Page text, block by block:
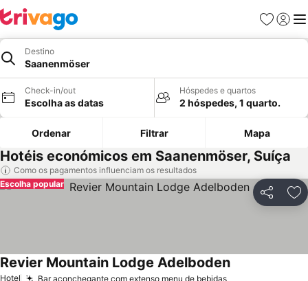
Favoritos
Iniciar
Destino
Saanenmöser
Check-in/out
Escolha as datas
Hóspedes e quartos
2 hóspedes, 1 quarto.
Ordenar Filtrar Mapa
Hotéis económicos em Saanenmöser, Suíça
Como os pagamentos influenciam os resultados
Partilhar
Escolha popular
Hotel Bar aconchegante com extenso menu de bebidas
Revier Mountain Lodge Adelboden